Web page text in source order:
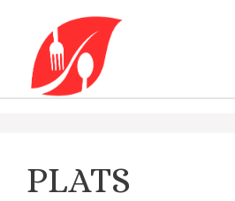
contenu
PLATS